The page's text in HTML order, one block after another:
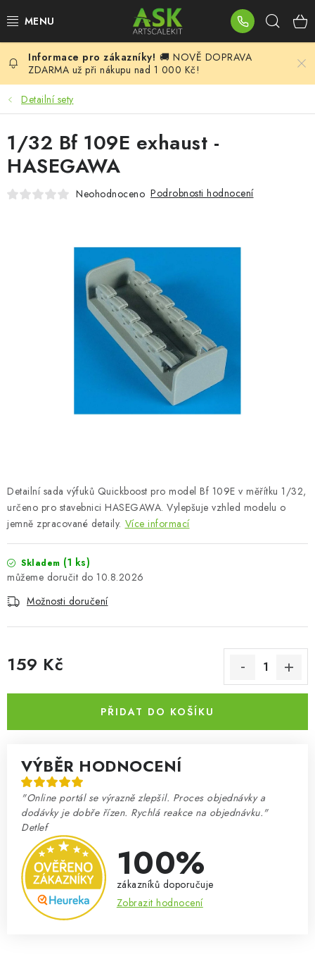
na
BLOG
SUMMER DAYS
WARHAMMER
ASK PRODUKTY
PLASTIKOVÉ MODELY
DOPLŇKY K MODELŮM
BARVY A POMŮCKY
O nás Moje objednávka Kontakty
Doprava a platba
Obchodní podmínky
Podmínky ochrany osobních údajů
Reklamační řád
Velkoobchod (B2B)
Převodník modelářských barev
🚚 NOVĚ DOPRAVA
ZDARMA už při nákupu nad 1 000 Kč!
Detailní sety
Detailní sada výfuků Quickboost pro model Bf 109E v měřítku 1/32,
určeno pro stavebnici HASEGAWA. Vylepšuje vzhled modelu o
jemně zpracované detaily. Více informací
Skladem (1 ks)
10.8.2026
Možnosti doručení
159 Kč
PŘIDAT DO KOŠÍKU
VÝBĚR HODNOCENÍ
"Online portál se výrazně zlepšil. Proces objednávky a
dodávky je dobře řízen. Rychlá reakce na objednávku."
Detlef
100%
zákazníků doporučuje
Zobrazit hodnocení
1/32 Bf 109E exhaust -
HASEGAWA
Neohodnoceno Podrobnosti hodnocení